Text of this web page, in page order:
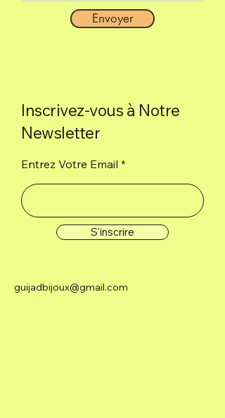
Envoyer
Inscrivez-vous à Notre
Newsletter
Entrez Votre Email
S'inscrire
guijadbijoux@gmail.com